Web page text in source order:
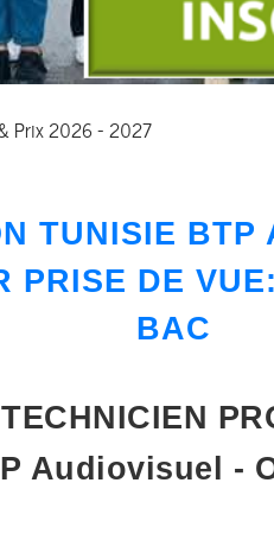
Prix 2026 - 2027
TUNISIE BTP
PRISE DE VUE
BAC
Audiovisuel -